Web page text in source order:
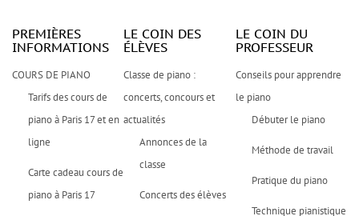
PREMIÈRES
INFORMATIONS
COURS DE PIANO
Tarifs des cours de
piano à Paris 17 et en
ligne
Carte cadeau cours de
piano à Paris 17
LE COIN DES
ÉLÈVES
Classe de piano :
concerts, concours et
actualités
Annonces de la
classe
Concerts des élèves
LE COIN DU
PROFESSEUR
Conseils pour apprendre
le piano
Débuter le piano
Méthode de travail
Pratique du piano
Technique pianistique